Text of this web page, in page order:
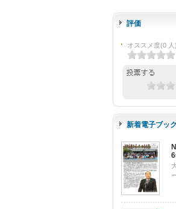
評価
オススメ度(0人)
新着電子ブック